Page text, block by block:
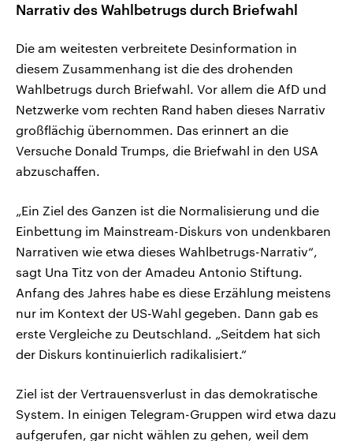
Narrativ des Wahlbetrugs durch Briefwahl
Die am weitesten verbreitete Desinformation in
diesem Zusammenhang ist die des drohenden
Wahlbetrugs durch Briefwahl. Vor allem die AfD und
Netzwerke vom rechten Rand haben dieses Narrativ
großflächig übernommen. Das erinnert an die
Versuche Donald Trumps, die Briefwahl in den USA
abzuschaffen.
„Ein Ziel des Ganzen ist die Normalisierung und die
Einbettung im Mainstream-Diskurs von undenkbaren
Narrativen wie etwa dieses Wahlbetrugs-Narrativ“,
sagt Una Titz von der Amadeu Antonio Stiftung.
Anfang des Jahres habe es diese Erzählung meistens
nur im Kontext der US-Wahl gegeben. Dann gab es
erste Vergleiche zu Deutschland. „Seitdem hat sich
der Diskurs kontinuierlich radikalisiert.“
Ziel ist der Vertrauensverlust in das demokratische
System. In einigen Telegram-Gruppen wird etwa dazu
aufgerufen, gar nicht wählen zu gehen, weil dem